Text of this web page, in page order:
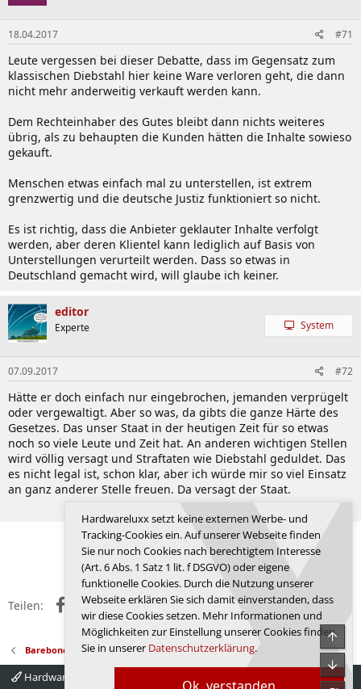
18.04.2017 #71
Leute vergessen bei dieser Debatte, dass im Gegensatz zum
klassischen Diebstahl hier keine Ware verloren geht, die dann
nicht mehr anderweitig verkauft werden kann.
Dem Rechteinhaber des Gutes bleibt dann nichts weiteres
übrig, als zu behaupten die Kunden hätten die Inhalte sowieso
gekauft.
Menschen etwas einfach mal zu unterstellen, ist extrem
grenzwertig und die deutsche Justiz funktioniert so nicht.
Es ist richtig, dass die Anbieter geklauter Inhalte verfolgt
werden, aber deren Klientel kann lediglich auf Basis von
Unterstellungen verurteilt werden. Dass so etwas in
Deutschland gemacht wird, will glaube ich keiner.
editor
Experte System
07.09.2017 #72
Hätte er doch einfach nur eingebrochen, jemanden verprügelt
oder vergewaltigt. Aber so was, da gibts die ganze Härte des
Gesetzes. Das unser Staat in der heutigen Zeit für so etwas
noch so viele Leute und Zeit hat. An anderen wichtigen Stellen
wird völlig versagt und Straftaten wie Diebstahl geduldet. Das
es nicht legal ist, schon klar, aber ich würde mir so viel Einsatz
an ganz anderer Stelle freuen. Da versagt der Staat.
Erste Vorherige 3 von 3
Anmelden, um zu antworten.
Teilen: FacebookX (Twitter)
RedditWhatsApp
E-MailLink
Barebones und HTPCs
Hardwareluxx 4.0
Hardwareluxx setzt keine externen Werbe- und
Tracking-Cookies ein. Auf unserer Webseite finden
Sie nur noch Cookies nach berechtigtem Interesse
(Art. 6 Abs. 1 Satz 1 lit. f DSGVO) oder eigene
funktionelle Cookies. Durch die Nutzung unserer
Webseite erklären Sie sich damit einverstanden, dass
wir diese Cookies setzen. Mehr Informationen und
Möglichkeiten zur Einstellung unserer Cookies finden
Sie in unserer Datenschutzerklärung.